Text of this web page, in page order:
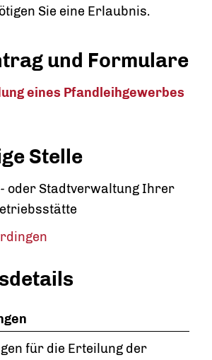
Sie eine Erlaubnis.
und Formulare
eines Pfandleihgewerbes
Stelle
oder Stadtverwaltung Ihrer
für die Erteilung der